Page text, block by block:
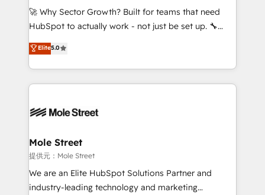
with good people' and have worked with incredible
brands. You can see some of them on our website,
🚀 Why Sector Growth? Built for teams that need
HubSpot to actually work - not just be set up. 🔧
HubSpot Experts: Onboarding, migrations,
automation, and training built for adoption. ⚡ Highly
Technical Execution: ERP, EMR and Custom
Integrations; complex builds delivered in weeks, not
workflows; automation agents; process optimization
Healthcare: HIPAA implementations; secure data
workflows 💼 Financial Services: compliant
workflows; audit-ready reporting ⚖️ Legal: client
intake; pipeline and document workflows 🛒 E-
Elite5.0
Mole Street
提供元：Mole Street
We are an Elite HubSpot Solutions Partner and
industry-leading technology and marketing